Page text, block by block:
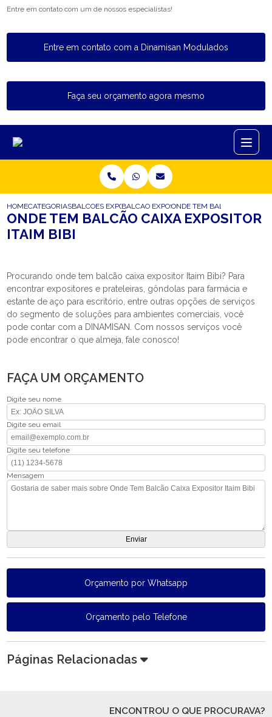
Entre em contato com um de nossos especialistas!
Entre em contato com a Dinamisan Modulados
Faça seu orçamento agora mesmo
HOMECATEGORIASBALCOES EXPOSITORESBALCAO EXPOSITOR CAIXAONDE TEM BALCAO CAIXA
ONDE TEM BALCÃO CAIXA EXPOSITOR
ITAIM BIBI
Procurando onde tem balcão caixa expositor Itaim Bibi? Para
encontrar expositores e prateleiras, gôndolas para farmácia e
estante de aço para escritório, entre outras opções de serviços
do segmento de soluções para ambientes comerciais, você
pode contar com a DINAMISAN. Com nossos serviços você
pode encontrar o que almeja, fale conosco!
FAÇA UM ORÇAMENTO
Digite seu nome
Digite seu email
Digite seu telefone
Mensagem
Orçamento por Whatsapp
Orçamento pelo Telefone
Páginas Relacionadas
ENCONTROU O QUE PROCURAVA?